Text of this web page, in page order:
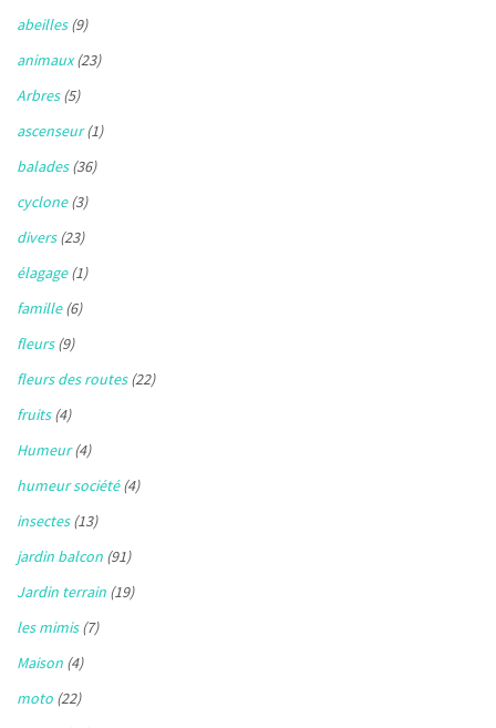
abeilles(9)
animaux(23)
Arbres(5)
ascenseur(1)
balades(36)
cyclone(3)
divers(23)
élagage(1)
famille(6)
fleurs(9)
fleurs des routes(22)
fruits(4)
Humeur(4)
humeur société(4)
insectes(13)
jardin balcon (91)
Jardin terrain (19)
les mimis(7)
Maison (4)
moto (22)